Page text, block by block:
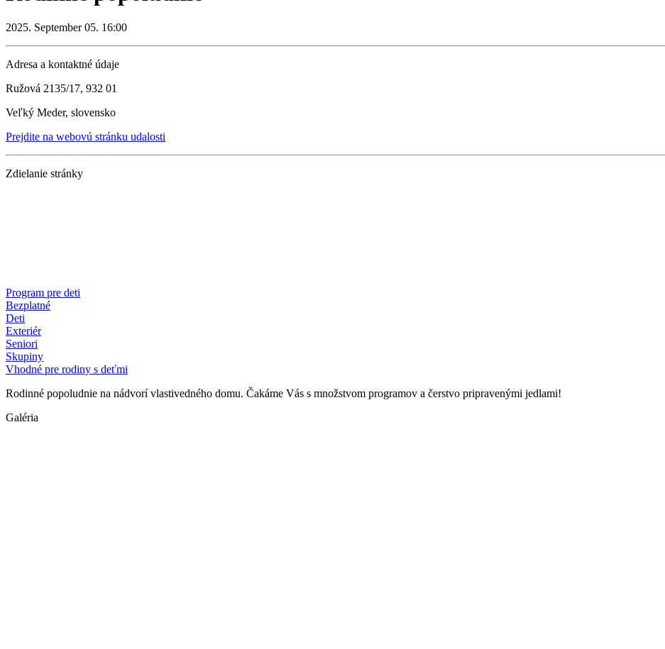
2025. September 05. 16:00
Adresa a kontaktné údaje
Ružová 2135/17, 932 01
Veľký Meder, slovensko
Prejdite na webovú stránku udalosti
Zdielanie stránky
Program pre deti
Bezplatné
Deti
Exteriér
Seniori
Skupiny
Vhodné pre rodiny s deťmi
Rodinné popoludnie na nádvorí vlastivedného domu. Čakáme Vás s množstvom programov a čerstvo pripravenými jedlami!
Galéria